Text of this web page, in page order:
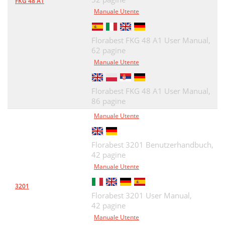
Manuale Utente
Florabest FKG 48 A1 User Manual,
62 pagine
Manuale Utente
Florabest FKG 48 A1 User Manual,
86 pagine
3201
Manuale Utente
Florabest 3201 Benutzerhandbuch,
42 pagine
Manuale Utente
Florabest 3201 User Manual,
42 pagine
Manuale Utente